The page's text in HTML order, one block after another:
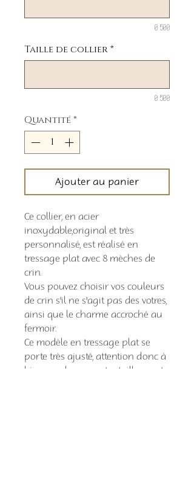
0/500
Taille de collier*
0/500
Quantité*
Ajouter au panier
Ce collier, en acier
inoxydable,original et très
personnalisé, est réalisé en
tressage plat avec 8 mèches de
crin.
Vous pouvez choisir vos couleurs
de crin s'il ne s'agit pas des votres,
ainsi que le charme accroché au
fermoir.
Ce modèle en tressage plat se
porte très ajusté, attention donc à
bien me donner votre taille exacte